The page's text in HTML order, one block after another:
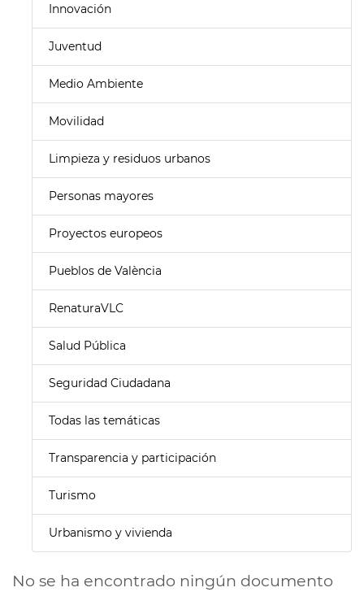
Innovación
Juventud
Medio Ambiente
Movilidad
Limpieza y residuos urbanos
Personas mayores
Proyectos europeos
Pueblos de València
RenaturaVLC
Salud Pública
Seguridad Ciudadana
Todas las temáticas
Transparencia y participación
Turismo
Urbanismo y vivienda
No se ha encontrado ningún documento